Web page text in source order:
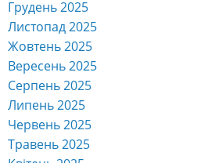
Твій внесок у майбутнє планети»
Інна Каліндо
Твій внесок у майбутнє планети»
Архіви
Липень 2026
Червень 2026
Травень 2026
Квітень 2026